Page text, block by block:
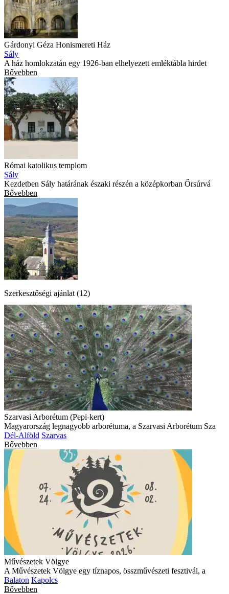
Gárdonyi Géza Honismereti Ház
Sály
A ház homlokzatán egy 1926-ban elhelyezett emléktábla hirdet
Bővebben
Római katolikus templom
Sály
Kezdetben Sály határának északi részén a középkorban Őrsúrvá
Bővebben
Szerkesztőségi ajánlat (12)
Szarvasi Arborétum (Pepi-kert)
Magyarország legnagyobb arborétuma, a Szarvasi Arborétum Sza
Dél-Alföld Szarvas
Bővebben
Művészetek Völgye
A Művészetek Völgye egy tíznapos, összművészeti fesztivál, a
Balaton Kapolcs
Bővebben